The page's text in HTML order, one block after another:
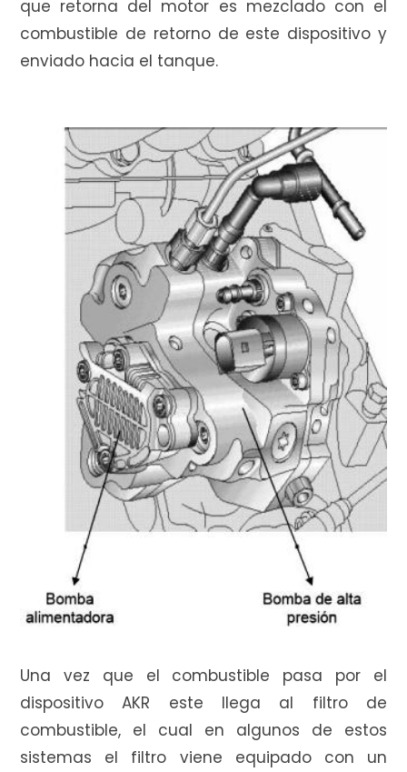
m
s
que retorna del motor es mezclado con el
combustible de retorno de este dispositivo y
enviado hacia el tanque.
Una vez que el combustible pasa por el
dispositivo AKR este llega al filtro de
combustible, el cual en algunos de estos
sistemas el filtro viene equipado con un